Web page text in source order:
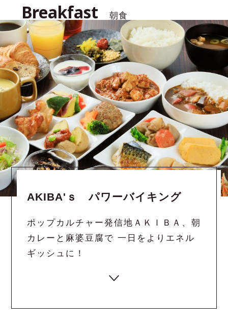
Breakfast 朝食
AKIBA'ｓ パワーバイキング
ポップカルチャー発信地ＡＫＩＢＡ、朝
カレーと麻婆豆腐で 一日をよりエネル
ギッシュに！